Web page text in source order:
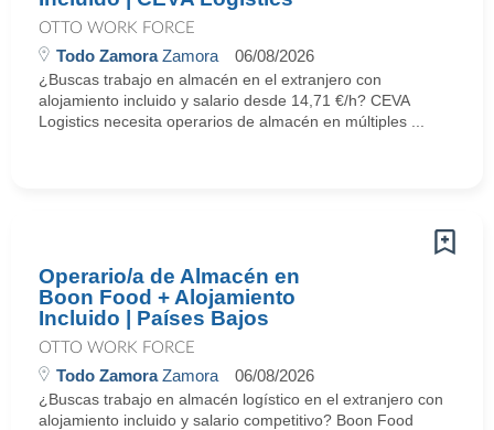
OTTO WORK FORCE
Todo ZamoraZamora 06/08/2026
¿Buscas trabajo en almacén en el extranjero con
alojamiento incluido y salario desde 14,71 €/h? CEVA
Logistics necesita operarios de almacén en múltiples ...
Operario/a de Almacén en
Boon Food + Alojamiento
Incluido | Países Bajos
OTTO WORK FORCE
Todo ZamoraZamora 06/08/2026
¿Buscas trabajo en almacén logístico en el extranjero con
alojamiento incluido y salario competitivo? Boon Food